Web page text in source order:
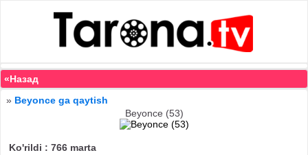
«Назад
» Beyonce ga qaytish
Beyonce (53)
Ko'rildi : 766 marta